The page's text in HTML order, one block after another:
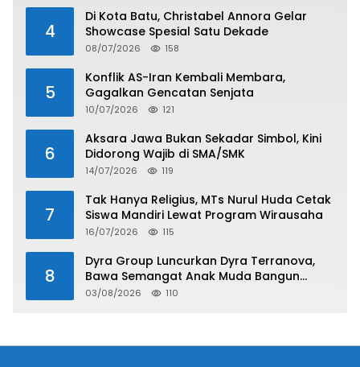
4
Di Kota Batu, Christabel Annora Gelar
Showcase Spesial Satu Dekade
08/07/2026 158
5
Konflik AS-Iran Kembali Membara,
Gagalkan Gencatan Senjata
10/07/2026 121
6
Aksara Jawa Bukan Sekadar Simbol, Kini
Didorong Wajib di SMA/SMK
14/07/2026 119
7
Tak Hanya Religius, MTs Nurul Huda Cetak
Siswa Mandiri Lewat Program Wirausaha
16/07/2026 115
8
Dyra Group Luncurkan Dyra Terranova,
Bawa Semangat Anak Muda Bangun
Masa Depan Properti Batam
03/08/2026 110